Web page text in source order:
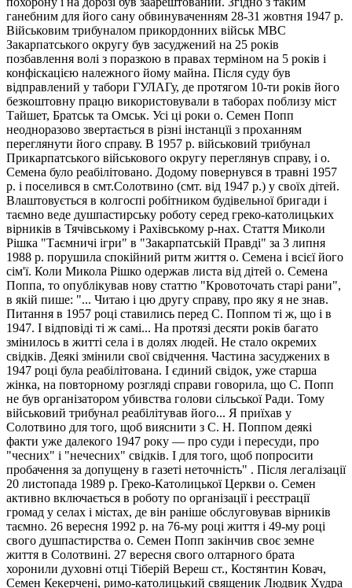
ганебним для його сану обвинуваченням 28-31 жовтня 1947 р.
Військовим трибуналом прикордонних військ МВС
Закарпатського округу був засуджений на 25 років
позбавлення волі з поразкою в правах терміном на 5 років і
конфіскацією належного йому майна. Після суду був
відправлений у табори ГУЛАГу, де протягом 10-ти років його
безкоштовну працю використовували в таборах поблизу міст
Тайшет, Братськ та Омськ. Усі ці роки о. Семен Попп
неодноразово звертається в різні інстанцїі з проханням
переглянути його справу. В 1957 р. військовий трибунал
Прикарпатського військового округу переглянув справу, і о.
Семена було реабілітовано. Додому повернувся в травні 1957
р. і поселився в смт.Солотвино (смт. від 1947 р.) у своїх дітей.
Влаштовується в колгоспі робітником будівельної бригади і
таємно веде душпастирську роботу серед греко-католицьких
вірників в Тячівському і Рахівському р-нах. Стаття Миколи
Рішка "Таємничі ігри" в "Закарпатській Правді" за 3 липня
1988 р. порушила спокійний ритм життя о. Семена і всієї його
сім'ї. Коли Микола Рішко одержав листа від дітей о. Семена
Поппа, то опублікував нову статтю "Кровоточать старі рани",
в якій пише: "... Читаю і цю другу справу, про яку я не знав.
Питання в 1957 році ставились перед С. Поппом ті ж, що і в
1947. І відповіді ті ж самі... На протязі десяти років багато
змінилось в житті села і в долях людей. Не стало окремих
свідків. Деякі змінили свої свідчення. Частина засуджених в
1947 році була реабілітована. І єдиний свідок, уже старша
жінка, на повторному розгляді справи говорила, що С. Попп
не був організатором убивства голови сільської Ради. Тому
військовий трибунал реабілітував його... Я приїхав у
Солотвино для того, щоб вияснити з С. Н. Поппом деякі
факти уже далекого 1947 року — про суди і пересуди, про
"чесних" і "нечесних" свідків. І для того, щоб попросити
пробачення за допущену в газеті неточність" . Після легалізації
20 листопада 1989 р. Греко-Католицької Церкви о. Семен
активно включається в роботу по організації і реєстрації
громад у селах і містах, де він раніше обслуговував вірників
таємно. 26 вересня 1992 р. на 76-му році життя і 49-му році
свого душпастирства о. Семен Попп закінчив своє земне
життя в Солотвині. 27 вересня свого олтарного брата
хоронили духовні отці Тіберій Вереш ст., Костянтин Ковач,
Семен Кекерчені, римо-католицький священик Людвик Худра